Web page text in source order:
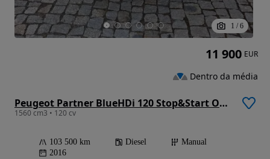
1 / 6
Peugeot Partner BlueHDi 120 Stop&Start Outdoor
1560 cm3 • 120 cv
103 500 km Diesel
Manual
2016
11 900 EUR
Dentro da média